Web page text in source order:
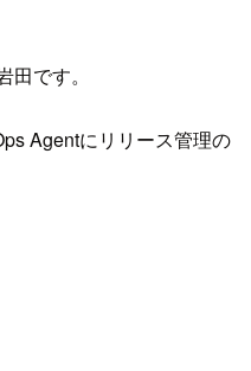
です。
Agentにリリース管理の